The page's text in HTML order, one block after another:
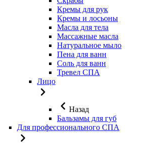
Кремы для рук
Кремы и лосьоны
Масла для тела
Массажные масла
Натуральное мыло
Пена для ванн
Соль для ванн
Тревел СПА
Лицо
Назад
Бальзамы для губ
Для профессионального СПА